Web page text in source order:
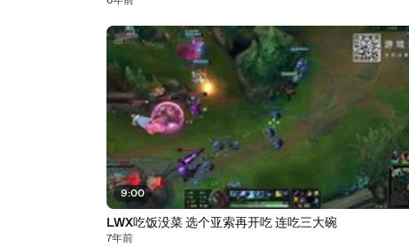
9:00
LWX吃饭没菜 选个亚索再开吃 连吃三大碗
7年前